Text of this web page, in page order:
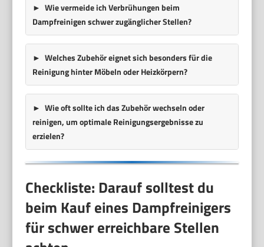
Wie vermeide ich Verbrühungen beim
Dampfreinigen schwer zugänglicher Stellen?
Welches Zubehör eignet sich besonders für die
Reinigung hinter Möbeln oder Heizkörpern?
Wie oft sollte ich das Zubehör wechseln oder
reinigen, um optimale Reinigungsergebnisse zu
erzielen?
Checkliste: Darauf solltest du
beim Kauf eines Dampfreinigers
für schwer erreichbare Stellen